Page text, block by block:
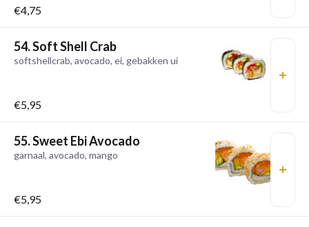
€4,75
54. Soft Shell Crab
softshellcrab, avocado, ei, gebakken ui
€5,95
55. Sweet Ebi Avocado
garnaal, avocado, mango
€5,95